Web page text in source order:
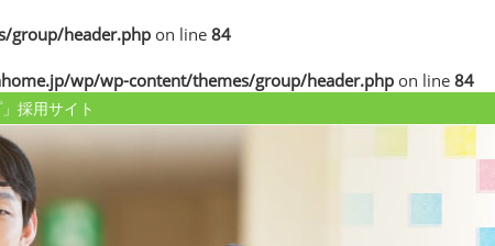
group/header.php on line 84
wp/wp-content/themes/group/header.php on line 84
採用サイト